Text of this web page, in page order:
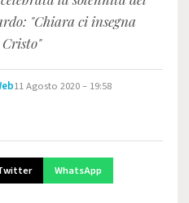
"Chiara ci insegna
11 Agosto 2020 – 19:58
WhatsApp